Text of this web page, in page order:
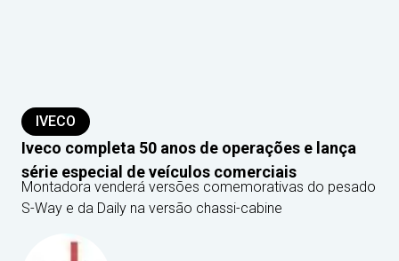
IVECO
Iveco completa 50 anos de operações e lança
série especial de veículos comerciais
Montadora venderá versões comemorativas do pesado
S-Way e da Daily na versão chassi-cabine